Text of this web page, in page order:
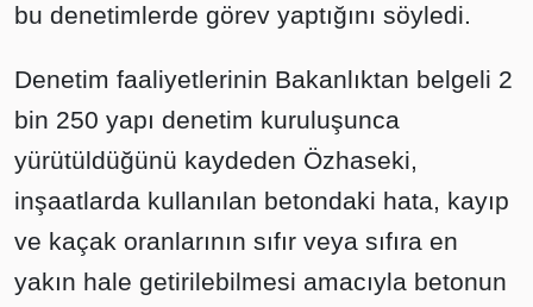
bu denetimlerde görev yaptığını söyledi.
Denetim faaliyetlerinin Bakanlıktan belgeli 2
bin 250 yapı denetim kuruluşunca
yürütüldüğünü kaydeden Özhaseki,
inşaatlarda kullanılan betondaki hata, kayıp
ve kaçak oranlarının sıfır veya sıfıra en
yakın hale getirilebilmesi amacıyla betonun